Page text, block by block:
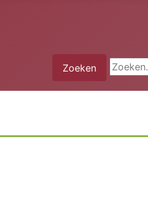
Zoeken
Zoeken...